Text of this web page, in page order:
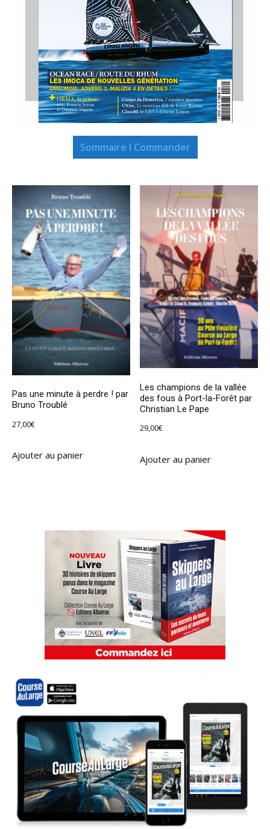
Sommaire I Commander
Pas une minute à perdre ! par
Bruno Troublé
27,00€
Ajouter au panier
Les champions de la vallée
des fous à Port-la-Forêt par
Christian Le Pape
29,00€
Ajouter au panier